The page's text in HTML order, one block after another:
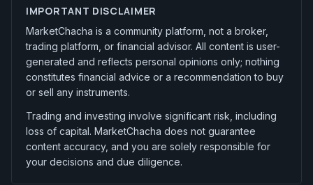
IMPORTANT DISCLAIMER
MarketChacha is a community platform, not a broker,
trading platform, or financial advisor. All content is user-
generated and reflects personal opinions only; nothing
constitutes financial advice or a recommendation to buy
or sell any instruments.
Trading and investing involve significant risk, including
loss of capital. MarketChacha does not guarantee
content accuracy, and you are solely responsible for
your decisions and due diligence.